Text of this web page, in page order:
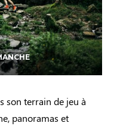
son terrain de jeu à
panoramas et